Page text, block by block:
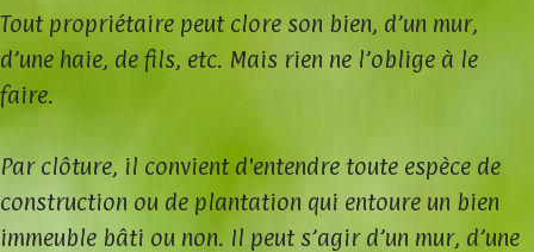
Tout propriétaire peut clore son bien, d’un mur,
d’une haie, de fils, etc. Mais rien ne l’oblige à le
faire.
Par clôture, il convient d'entendre toute espèce de
construction ou de plantation qui entoure un bien
immeuble bâti ou non. Il peut s’agir d’un mur, d’une